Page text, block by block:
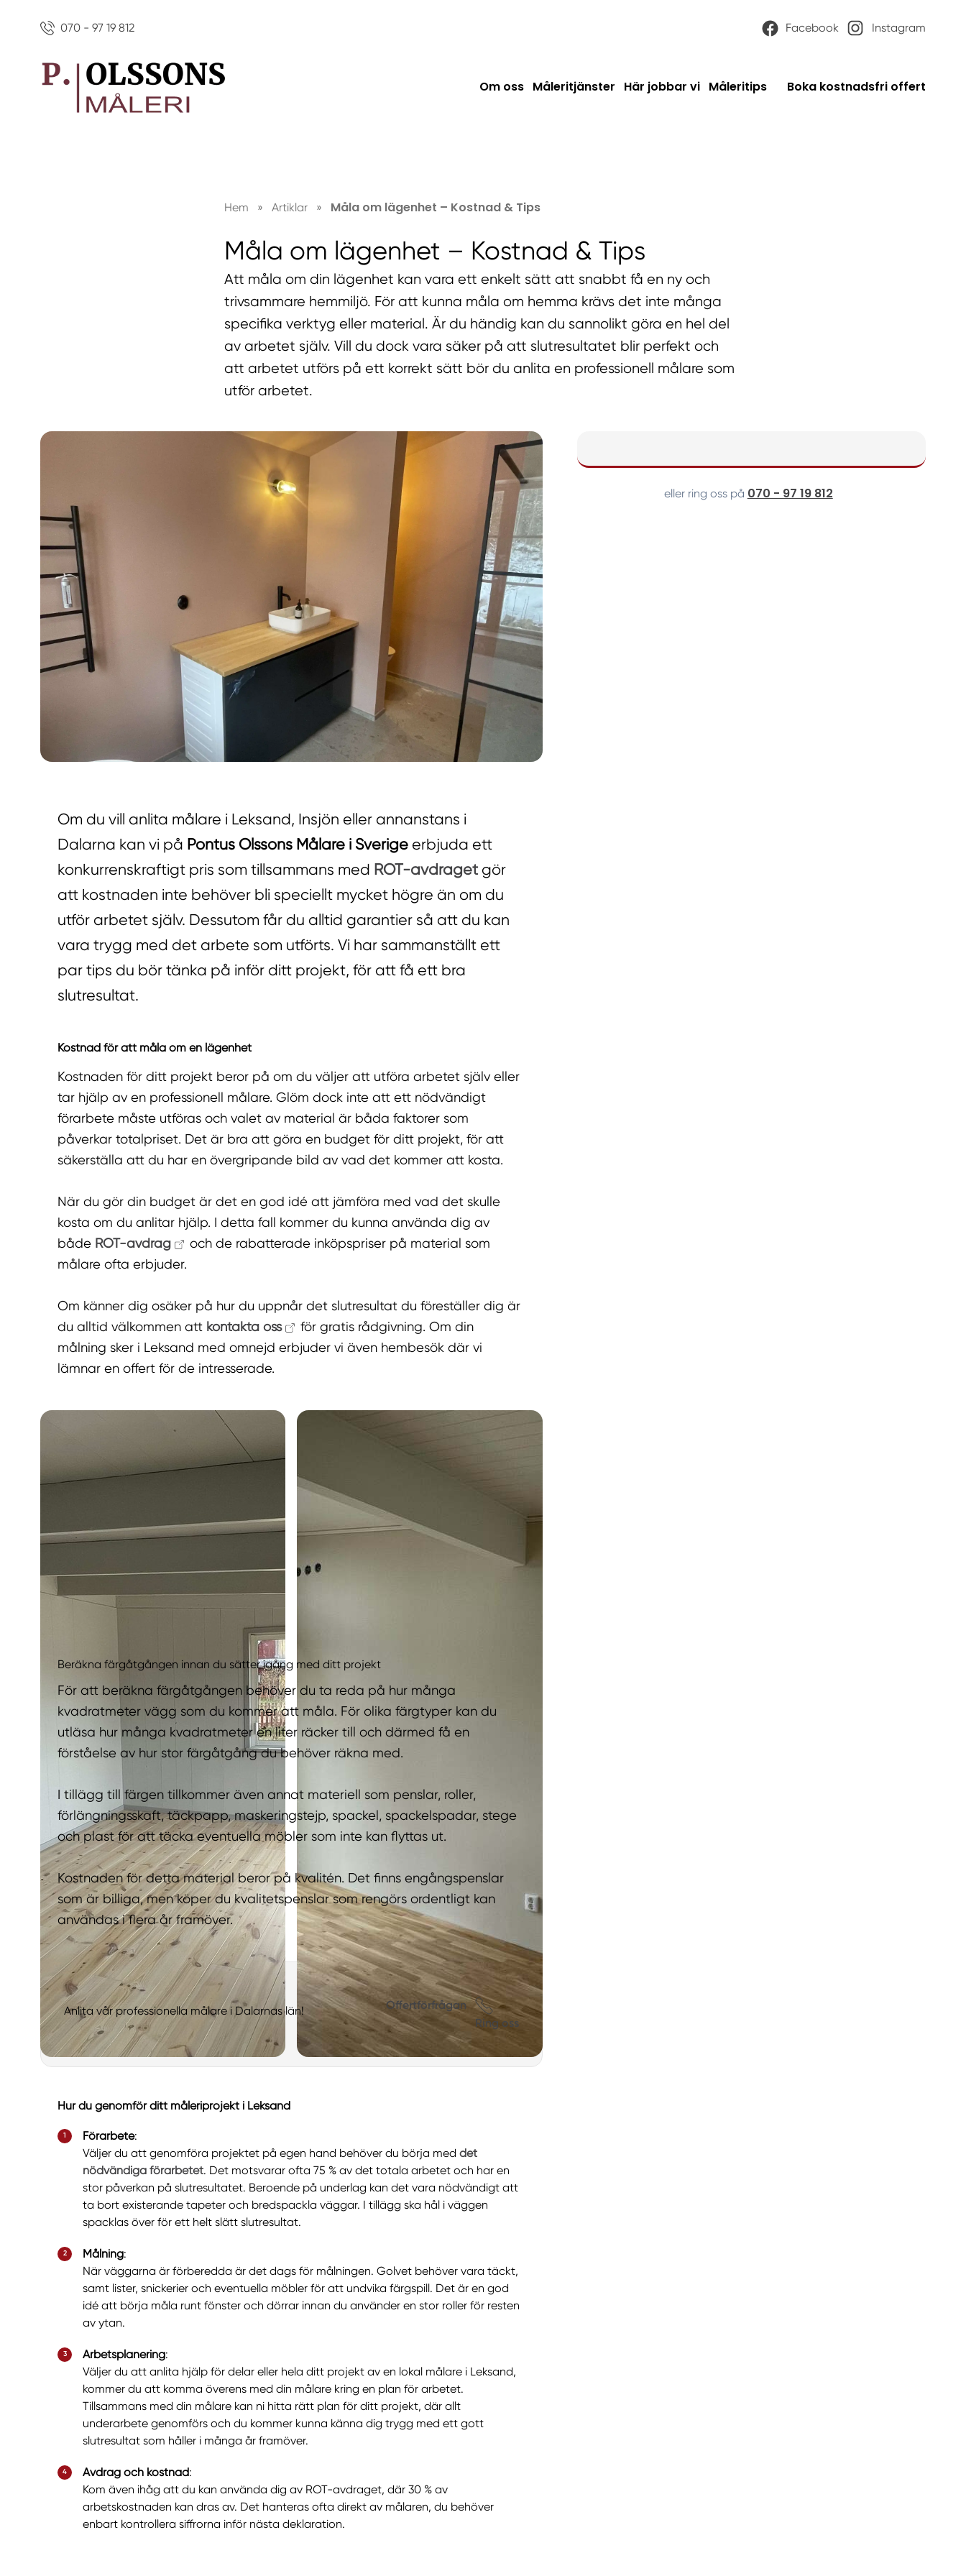
070 - 97 19 812 Facebook Instagram
Om oss Måleritjänster Här jobbar vi Måleritips Boka kostnadsfri offert
Hem » Artiklar » Måla om lägenhet – Kostnad & Tips
Måla om lägenhet – Kostnad & Tips
Att måla om din lägenhet kan vara ett enkelt sätt att snabbt få en ny och
trivsammare hemmiljö. För att kunna måla om hemma krävs det inte många
specifika verktyg eller material. Är du händig kan du sannolikt göra en hel del
av arbetet själv. Vill du dock vara säker på att slutresultatet blir perfekt och
att arbetet utförs på ett korrekt sätt bör du anlita en professionell målare som
utför arbetet.
Om du vill anlita målare i Leksand, Insjön eller annanstans i
Dalarna kan vi på Pontus Olssons Målare i Sverige erbjuda ett
konkurrenskraftigt pris som tillsammans med ROT-avdraget gör
att kostnaden inte behöver bli speciellt mycket högre än om du
utför arbetet själv. Dessutom får du alltid garantier så att du kan
vara trygg med det arbete som utförts. Vi har sammanställt ett
par tips du bör tänka på inför ditt projekt, för att få ett bra
slutresultat.
Kostnad för att måla om en lägenhet
Kostnaden för ditt projekt beror på om du väljer att utföra arbetet själv eller
tar hjälp av en professionell målare. Glöm dock inte att ett nödvändigt
förarbete måste utföras och valet av material är båda faktorer som
påverkar totalpriset. Det är bra att göra en budget för ditt projekt, för att
säkerställa att du har en övergripande bild av vad det kommer att kosta.
När du gör din budget är det en god idé att jämföra med vad det skulle
kosta om du anlitar hjälp. I detta fall kommer du kunna använda dig av
både ROT-avdrag
och de rabatterade inköpspriser på material som
målare ofta erbjuder.
Om känner dig osäker på hur du uppnår det slutresultat du föreställer dig är
du alltid välkommen att kontakta oss
för gratis rådgivning. Om din
målning sker i Leksand med omnejd erbjuder vi även hembesök där vi
lämnar en offert för de intresserade.
Beräkna färgåtgången innan du sätter igång med ditt projekt
För att beräkna färgåtgången behöver du ta reda på hur många
kvadratmeter vägg som du kommer att måla. För olika färgtyper kan du
utläsa hur många kvadratmeter en liter räcker till och därmed få en
förståelse av hur stor färgåtgång du behöver räkna med.
I tillägg till färgen tillkommer även annat materiell som penslar, roller,
förlängningsskaft, täckpapp, maskeringstejp, spackel, spackelspadar, stege
och plast för att täcka eventuella möbler som inte kan flyttas ut.
Kostnaden för detta material beror på kvalitén. Det finns engångspenslar
som är billiga, men köper du kvalitetspenslar som rengörs ordentligt kan
användas i flera år framöver.
Anlita vår professionella målare i Dalarnas län!
Offertförfrågan
Ring oss
Hur du genomför ditt måleriprojekt i Leksand
Förarbete:
Väljer du att genomföra projektet på egen hand behöver du börja med det
nödvändiga förarbetet. Det motsvarar ofta 75 % av det totala arbetet och har en
stor påverkan på slutresultatet. Beroende på underlag kan det vara nödvändigt att
ta bort existerande tapeter och bredspackla väggar. I tillägg ska hål i väggen
spacklas över för ett helt slätt slutresultat.
Målning:
När väggarna är förberedda är det dags för målningen. Golvet behöver vara täckt,
samt lister, snickerier och eventuella möbler för att undvika färgspill. Det är en god
idé att börja måla runt fönster och dörrar innan du använder en stor roller för resten
av ytan.
Arbetsplanering:
Väljer du att anlita hjälp för delar eller hela ditt projekt av en lokal målare i Leksand,
kommer du att komma överens med din målare kring en plan för arbetet.
Tillsammans med din målare kan ni hitta rätt plan för ditt projekt, där allt
underarbete genomförs och du kommer kunna känna dig trygg med ett gott
slutresultat som håller i många år framöver.
Avdrag och kostnad:
Kom även ihåg att du kan använda dig av ROT-avdraget, där 30 % av
arbetskostnaden kan dras av. Det hanteras ofta direkt av målaren, du behöver
enbart kontrollera siffrorna inför nästa deklaration.
eller ring oss på 070 - 97 19 812